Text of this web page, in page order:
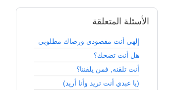
الأسئلة المتعلقة
إلهي أنت مقصودي ورضاك مطلوبي
هل أنت تضحك؟
أنت تلقنه, فمن يلقننا؟
(يا عبدي أنت تريد وأنا أريد)